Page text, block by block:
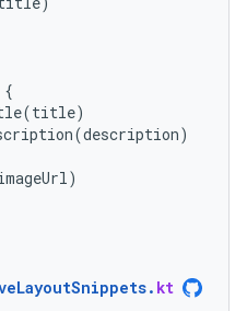
{
(title)
(description)
)
. kt